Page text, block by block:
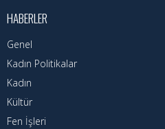
HABERLER
Genel
Kadın Politikalar
Kadın
Kültür
Fen İşleri